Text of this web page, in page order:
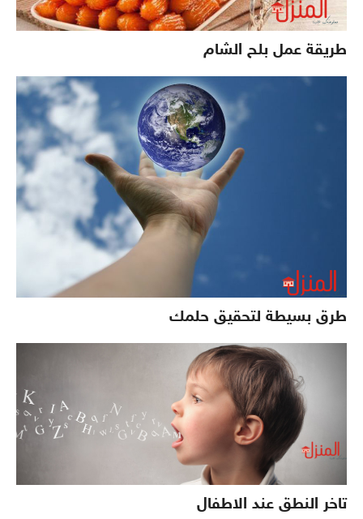
طريقة عمل بلح الشام
طرق بسيطة لتحقيق حلمك
تاخر النطق عند الاطفال